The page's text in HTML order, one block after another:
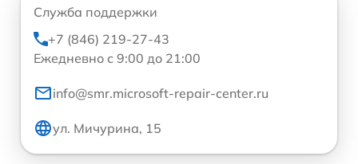
Служба поддержки
+7 (846) 219-27-43
Ежедневно с 9:00 до 21:00
info@smr.microsoft-repair-center.ru
ул. Мичурина, 15